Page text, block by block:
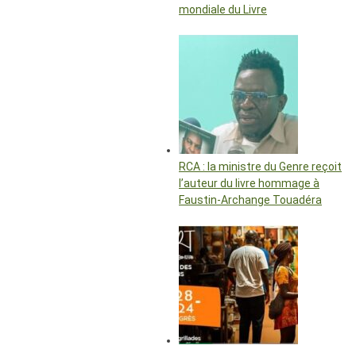
mondiale du Livre
RCA : la ministre du Genre reçoit
l’auteur du livre hommage à
Faustin-Archange Touadéra